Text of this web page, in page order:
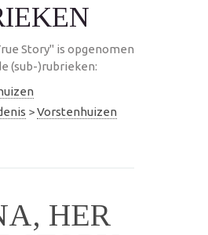
Story" is opgenomen
(sub-)rubrieken:
>Vorstenhuizen
HER